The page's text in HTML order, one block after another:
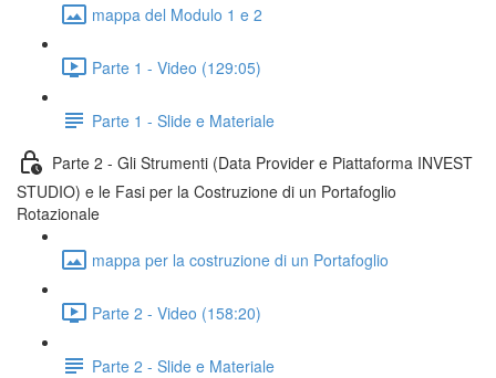
mappa del Modulo 1 e 2
Parte 1 - Video (129:05)
Parte 1 - Slide e Materiale
Parte 2 - Gli Strumenti (Data Provider e Piattaforma INVEST
STUDIO) e le Fasi per la Costruzione di un Portafoglio
Rotazionale
mappa per la costruzione di un Portafoglio
Parte 2 - Video (158:20)
Parte 2 - Slide e Materiale